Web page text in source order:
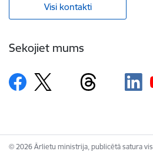
Visi kontakti
Sekojiet mums
© 2026 Ārlietu ministrija, publicētā satura